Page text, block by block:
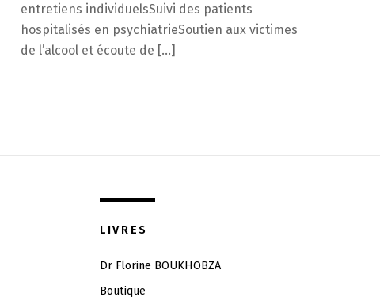
entretiens individuelsSuivi des patients
hospitalisés en psychiatrieSoutien aux victimes
de l’alcool et écoute de […]
LIVRES
Dr Florine BOUKHOBZA
Boutique